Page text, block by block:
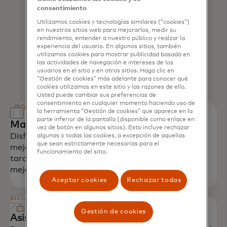
Mastercard Travel & Lifestyle Services
Disfruta de un trato preferencial y ventajas como
mejoras de categoría, check-in temprano/Pagar
tardío y desayuno gratuito en más de 4,000 de los
mejores hoteles del mundo.
Asistencia de viaje de Mastercard
consentimiento
Utilizamos cookies y tecnologías similares (“cookies”)
en nuestros sitios web para mejorarlos, medir su
rendimiento, entender a nuestro público y realzar la
experiencia del usuario. En algunos sitios, también
utilizamos cookies para mostrar publicidad basada en
las actividades de navegación e intereses de los
usuarios en el sitio y en otros sitios. Haga clic en
“Gestión de cookies” más adelante para conocer qué
cookies utilizamos en este sitio y las razones de ello.
Usted puede cambiar sus preferencias de
consentimiento en cualquier momento haciendo uso de
la herramienta “Gestión de cookies” que aparece en la
parte inferior de la pantalla (disponible como enlace en
vez de botón en algunos sitios). Esto incluye rechazar
algunas o todas las cookies, a excepción de aquellas
que sean estrictamente necesarias para el
funcionamiento del sitio.
Aceptar cookies Rechazar todas
Gestión de cookies